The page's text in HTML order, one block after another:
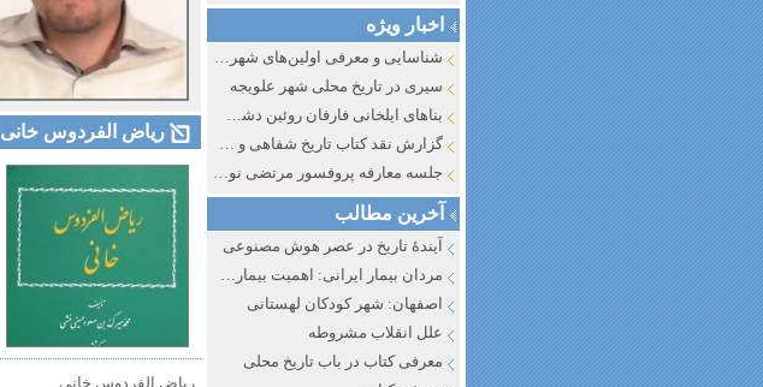
اخبار ویژه
شناسایی و معرفی اولین‌های شهر مشهد
سیری در تاریخ محلی شهر علویجه
بناهای ایلخانی فارفان روئین دشت اصفهان
گزارش نقد کتاب تاریخ شفاهی و جایگاه آن در تاریخ نگاری معاصر ایران ۱۳۸۵-۱۳۵۸
جلسه معارفه پروفسور مرتضی نورائی در دپارتمان شرق‌شناسی دانشگاه صوفیا، بلغارستان
آخرین مطالب
آیندهٔ تاریخ در عصر هوش مصنوعی
مردان بیمار ایرانی: اهمیت بیماری به عنوان عاملی در تفسیر تاریخ سیاسی ایران جدید
اصفهان: شهر کودکان لهستانی
علل انقلاب مشروطه
معرفی کتاب در باب تاریخ محلی
ریاض الفردوس خانی
ریاض الفردوس خانی